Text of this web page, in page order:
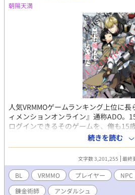
朝陽天満
人気VRMMOゲームランキング上位に
ィメンションオンライン』通称ADO。
ログインできるそのゲームを、俺も15
でいる。魔王が倒された世界で自由に
そのゲームで、俺は今日も素材を集め
ストをこなしていく。でも、俺、ゲー
っちゃったんだ。その人も熱烈に俺を
けど。でも、その恋は絶対に報われない
入りこんじゃった的な話ではありませ
きるしデスゲームでもありません。そ
続きを読む
文字数 3,201,255 最終
BL VRMMO プレイヤー NPC
錬金術師
アンダルシュ